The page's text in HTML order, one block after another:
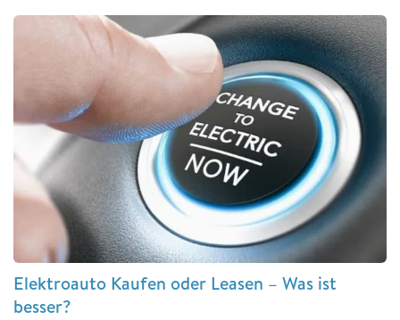
Elektroauto Kaufen oder Leasen – Was ist
besser?